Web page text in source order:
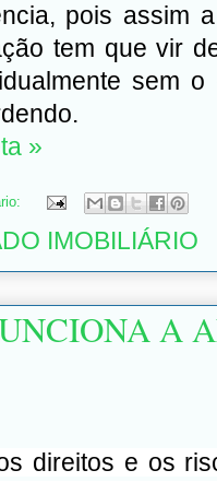
pois assim
tem que vir
sem
»
IMOBILIÁRIO
A
direitos e os